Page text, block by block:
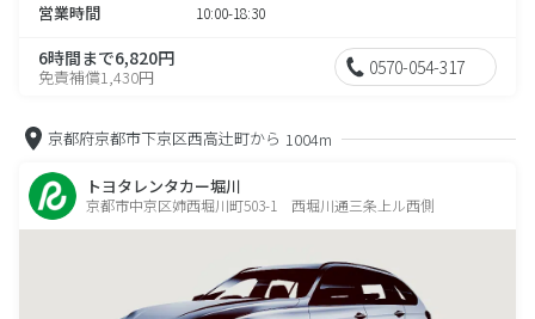
営業時間 10:00-18:30
6時間まで6,820円
免責補償1,430円 0570-054-317
京都府京都市下京区西高辻町から 1004m
トヨタレンタカー堀川
京都市中京区姉西堀川町503-1 西堀川通三条上ル西側